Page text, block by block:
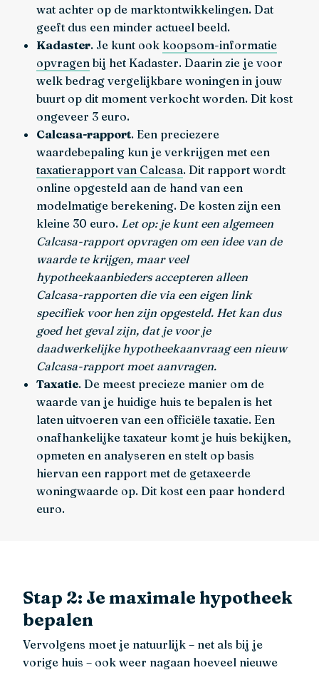
wat achter op de marktontwikkelingen. Dat
geeft dus een minder actueel beeld.
Kadaster. Je kunt ook koopsom-informatie
opvragen bij het Kadaster. Daarin zie je voor
welk bedrag vergelijkbare woningen in jouw
buurt op dit moment verkocht worden. Dit kost
ongeveer 3 euro.
Calcasa-rapport. Een preciezere
waardebepaling kun je verkrijgen met een
taxatierapport van Calcasa. Dit rapport wordt
online opgesteld aan de hand van een
modelmatige berekening. De kosten zijn een
kleine 30 euro. Let op: je kunt een algemeen
Calcasa-rapport opvragen om een idee van de
waarde te krijgen, maar veel
hypotheekaanbieders accepteren alleen
Calcasa-rapporten die via een eigen link
specifiek voor hen zijn opgesteld. Het kan dus
goed het geval zijn, dat je voor je
daadwerkelijke hypotheekaanvraag een nieuw
Calcasa-rapport moet aanvragen.
Taxatie. De meest precieze manier om de
waarde van je huidige huis te bepalen is het
laten uitvoeren van een officiële taxatie. Een
onafhankelijke taxateur komt je huis bekijken,
opmeten en analyseren en stelt op basis
hiervan een rapport met de getaxeerde
woningwaarde op. Dit kost een paar honderd
euro.
Stap 2: Je maximale hypotheek
bepalen
Vervolgens moet je natuurlijk – net als bij je
vorige huis – ook weer nagaan hoeveel nieuwe